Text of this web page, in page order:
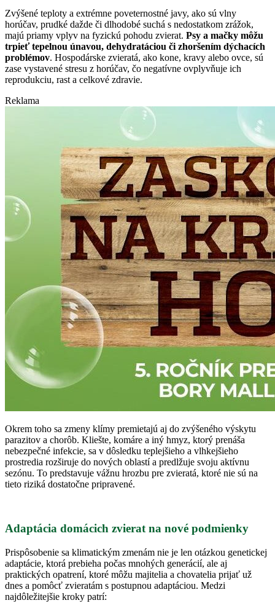
Zvýšené teploty a extrémne poveternostné javy, ako sú vlny
horúčav, prudké dažde či dlhodobé suchá s nedostatkom zrážok,
majú priamy vplyv na fyzickú pohodu zvierat. Psy a mačky môžu
trpieť tepelnou únavou, dehydratáciou či zhoršením dýchacích
problémov. Hospodárske zvieratá, ako kone, kravy alebo ovce, sú
zase vystavené stresu z horúčav, čo negatívne ovplyvňuje ich
reprodukciu, rast a celkové zdravie.
Reklama
Okrem toho sa zmeny klímy premietajú aj do zvýšeného výskytu
parazitov a chorôb. Kliešte, komáre a iný hmyz, ktorý prenáša
nebezpečné infekcie, sa v dôsledku teplejšieho a vlhkejšieho
prostredia rozširuje do nových oblastí a predlžuje svoju aktívnu
sezónu. To predstavuje vážnu hrozbu pre zvieratá, ktoré nie sú na
tieto riziká dostatočne pripravené.
Adaptácia domácich zvierat na nové podmienky
Prispôsobenie sa klimatickým zmenám nie je len otázkou genetickej
adaptácie, ktorá prebieha počas mnohých generácií, ale aj
praktických opatrení, ktoré môžu majitelia a chovatelia prijať už
dnes a pomôcť zvieratám s postupnou adaptáciou. Medzi
najdôležitejšie kroky patrí: